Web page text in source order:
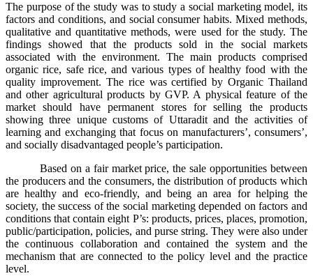
The purpose of the study was to study a social marketing model, its
factors and conditions, and social consumer habits. Mixed methods,
qualitative and quantitative methods, were used for the study. The
findings showed that the products sold in the social markets
associated with the environment. The main products comprised
organic rice, safe rice, and various types of healthy food with the
quality improvement. The rice was certified by Organic Thailand
and other agricultural products by GVP. A physical feature of the
market should have permanent stores for selling the products
showing three unique customs of Uttaradit and the activities of
learning and exchanging that focus on manufacturers’, consumers’,
and socially disadvantaged people’s participation.
Based on a fair market price, the sale opportunities between
the producers and the consumers, the distribution of products which
are healthy and eco-friendly, and being an area for helping the
society, the success of the social marketing depended on factors and
conditions that contain eight P’s: products, prices, places, promotion,
public/participation, policies, and purse string. They were also under
the continuous collaboration and contained the system and the
mechanism that are connected to the policy level and the practice
level.